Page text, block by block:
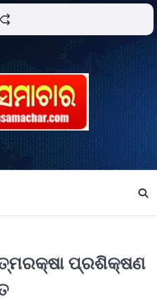
ପ୍ରଶିକ୍ଷଣ